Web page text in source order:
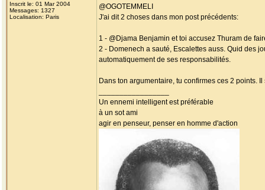
Inscrit le: 01 Mar 2004
Messages: 1327
Localisation: Paris
@OGOTEMMELI
J'ai dit 2 choses dans mon post précédents:
1 - @Djama Benjamin et toi accusez Thuram de
2 - Domenech a sauté, Escalettes auss. Quid des
automatiquement de ses responsabilités.
Dans ton argumentaire, tu confirmes ces 2 points.
Un ennemi intelligent est préférable
à un sot ami
agir en penseur, penser en homme d'action